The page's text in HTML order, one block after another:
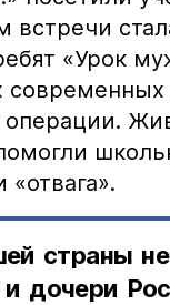
«Урок
«отвага».
страны
дочери